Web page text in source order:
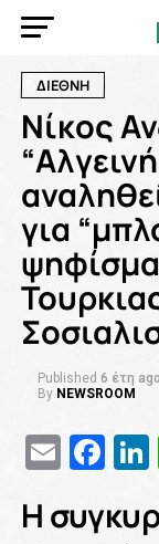
ΔΙΕΘΝΗ
Νίκος
για
Published 6 έτη ago
By NEWSROOM
Email
Η